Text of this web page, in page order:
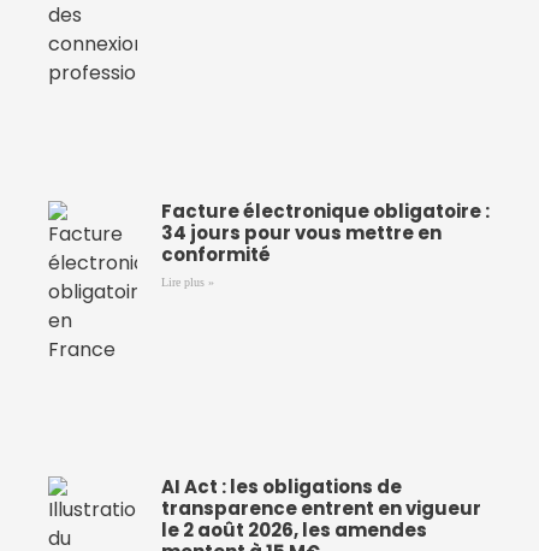
Facture électronique obligatoire :
34 jours pour vous mettre en
conformité
Lire plus »
AI Act : les obligations de
transparence entrent en vigueur
le 2 août 2026, les amendes